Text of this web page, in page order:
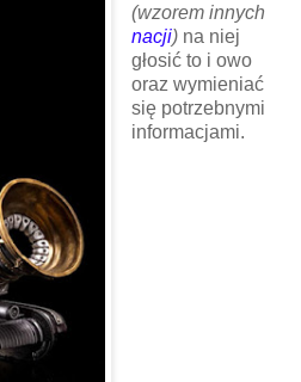
(wzorem innych
nacji)na niej
głosić to i owo
oraz wymieniać
się potrzebnymi
informacjami.